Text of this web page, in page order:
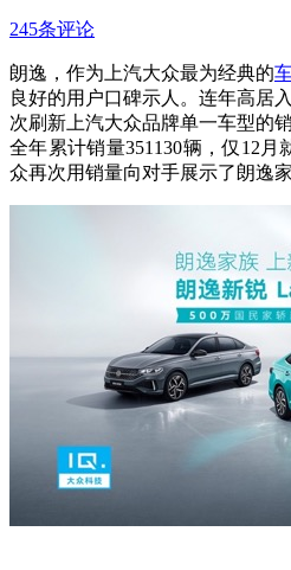
245条评论
朗逸，作为上汽大众最为经典的
良好的用户口碑示人。连年高居
次刷新上汽大众品牌单一车型的
全年累计销量351130辆，仅12月
众再次用销量向对手展示了朗逸